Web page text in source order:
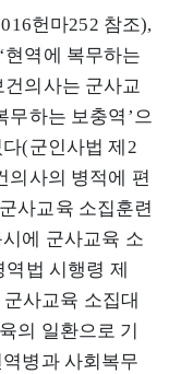
헌마252 참조),
현역에 복무하는
건의사는 군사교
무하는 보충역’으
(군인사법 제2
의사의 병적에 편
사교육 소집훈련
에 군사교육 소
법 시행령 제
사교육 소집대
의 일환으로 기
병과 사회복무